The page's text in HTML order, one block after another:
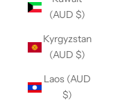
(AUD $)
Kyrgyzstan
(AUD $)
Laos (AUD
$)